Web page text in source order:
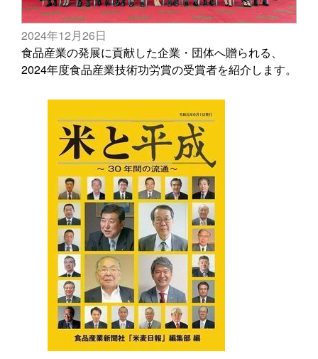
2024年12月26日
食品産業の発展に貢献した企業・団体へ贈られる、
2024年度食品産業技術功労賞の受賞者を紹介します。